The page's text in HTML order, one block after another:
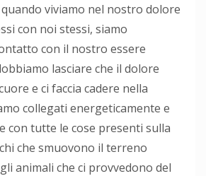
viviamo nel nostro dolore
con noi stessi, siamo
con il nostro essere
lasciare che il dolore
e ci faccia cadere nella
collegati energeticamente e
con tutte le cose presenti sulla
che smuovono il terreno
animali che ci provvedono del